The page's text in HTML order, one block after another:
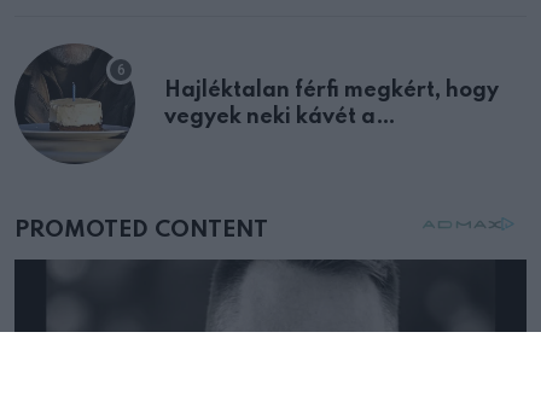
Hajléktalan férfi megkért, hogy
vegyek neki kávét a